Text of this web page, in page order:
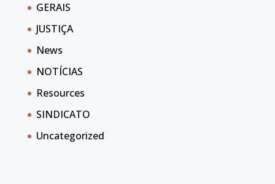
GERAIS
JUSTIÇA
News
NOTÍCIAS
Resources
SINDICATO
Uncategorized